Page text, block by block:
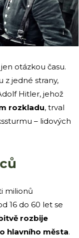
i
otázkou času.
z jedné strany,
Hitler, jehož
rozkladu, trval
– lidových
milionů
16 do 60 let se
rozbije
hlavního města.